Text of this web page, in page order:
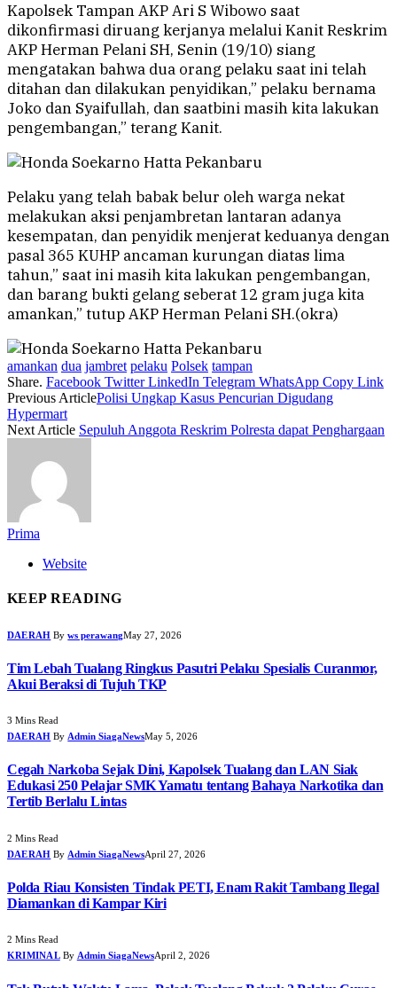
Kapolsek Tampan AKP Ari S Wibowo saat
dikonfirmasi diruang kerjanya melalui Kanit Reskrim
AKP Herman Pelani SH, Senin (19/10) siang
mengatakan bahwa dua orang pelaku saat ini telah
ditahan dan dilakukan penyidikan,” pelaku bernama
Joko dan Syaifullah, dan saatbini masih kita lakukan
pengembangan,” terang Kanit.
Pelaku yang telah babak belur oleh warga nekat
melakukan aksi penjambretan lantaran adanya
kesempatan, dan penyidik menjerat keduanya dengan
pasal 365 KUHP ancaman kurungan diatas lima
tahun,” saat ini masih kita lakukan pengembangan,
dan barang bukti gelang seberat 12 gram juga kita
amankan,” tutup AKP Herman Pelani SH.(okra)
amankan dua jambret pelaku Polsek tampan
Share. Facebook Twitter LinkedIn Telegram WhatsApp Copy Link
Previous ArticlePolisi Ungkap Kasus Pencurian Digudang
Hypermart
Next Article Sepuluh Anggota Reskrim Polresta dapat Penghargaan
Prima
Website
KEEP READING
DAERAH By ws perawangMay 27, 2026
Tim Lebah Tualang Ringkus Pasutri Pelaku Spesialis Curanmor,
Akui Beraksi di Tujuh TKP
3 Mins Read
DAERAH By Admin SiagaNewsMay 5, 2026
Cegah Narkoba Sejak Dini, Kapolsek Tualang dan LAN Siak
Edukasi 250 Pelajar SMK Yamatu tentang Bahaya Narkotika dan
Tertib Berlalu Lintas
2 Mins Read
DAERAH By Admin SiagaNewsApril 27, 2026
Polda Riau Konsisten Tindak PETI, Enam Rakit Tambang Ilegal
Diamankan di Kampar Kiri
2 Mins Read
KRIMINAL By Admin SiagaNewsApril 2, 2026